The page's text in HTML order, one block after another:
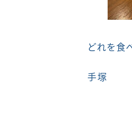
どれを食
手塚